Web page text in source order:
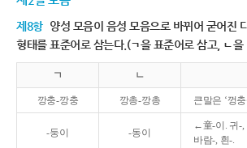
제8항 양성 모음이 음성 모음으로 바뀌어 굳어진
형태를 표준어로 삼는다.(ㄱ을 표준어로 삼고, ㄴ을
ㄱ ㄴ
깡충-깡충 깡총-깡총 큰말은 ‘껑
-둥이 -동이
←童-이. 귀-,
바람-, 흰-.